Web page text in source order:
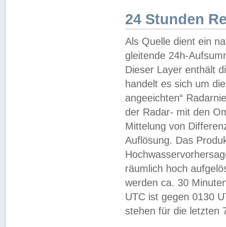
24 Stunden
Als Quelle dient ein
gleitende 24h-
Dieser Layer enthält
handelt es sich um
angeeichten“
der Radar- mit den
Mittelung von
Auflösung. Das
räumlich hoch
werden ca. 30
UTC ist gegen 0130
stehen für die letzten